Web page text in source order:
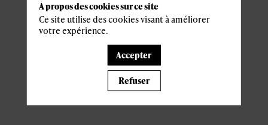
A propos des cookies sur ce site
Ce site utilise des cookies visant à améliorer
votre expérience.
Accepter
Refuser